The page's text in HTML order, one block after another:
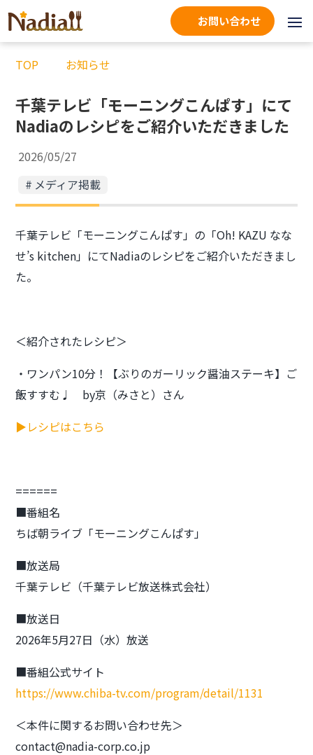
お問い合わせ
TOP お知らせ
千葉テレビ「モーニングこんぱす」にて
Nadiaのレシピをご紹介いただきました
2026/05/27
メディア掲載
千葉テレビ「モーニングこんぱす」の「Oh! KAZU なな
せ’s kitchen」にてNadiaのレシピをご紹介いただきまし
た。
＜紹介されたレシピ＞
・ワンパン10分！【ぶりのガーリック醤油ステーキ】ご
飯すすむ♩ by京（みさと）さん
▶レシピはこちら
======
■番組名
ちば朝ライブ「モーニングこんぱす」
■放送局
千葉テレビ（千葉テレビ放送株式会社）
■放送日
2026年5月27日（水）放送
■番組公式サイト
https://www.chiba-tv.com/program/detail/1131
＜本件に関するお問い合わせ先＞
contact@nadia-corp.co.jp